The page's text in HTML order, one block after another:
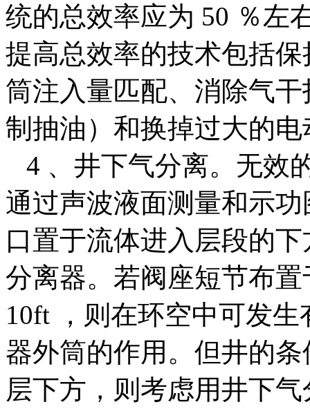
统的总效率应为 50 ％左
提高总效率的技术包括
筒注入量匹配、消除气
制抽油）和换掉过大的电
4 、井下气分离。无效
通过声波液面测量和示
口置于流体进入层段的
分离器。若阀座短节布
10ft ，则在环空中可发
器外筒的作用。但井的
层下方，则考虑用井下